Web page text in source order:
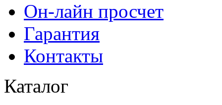
Он-лайн просчет
Гарантия
Контакты
Каталог